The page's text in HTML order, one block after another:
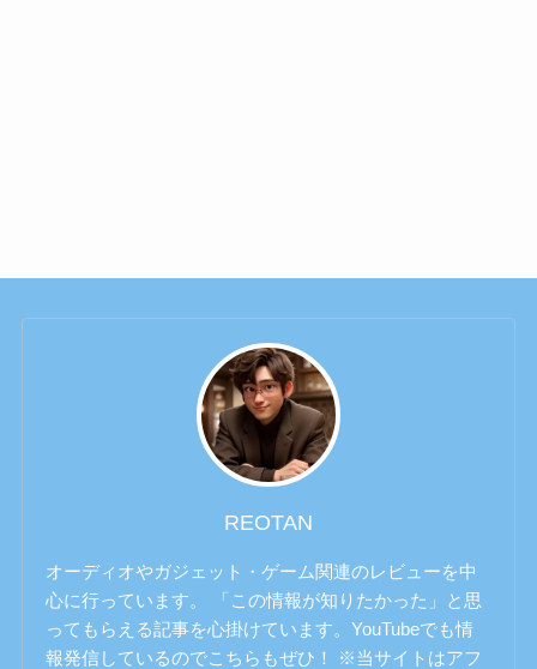
REOTAN
オーディオやガジェット・ゲーム関連のレビューを中
心に行っています。 「この情報が知りたかった」と思
ってもらえる記事を心掛けています。YouTubeでも情
報発信しているのでこちらもぜひ！ ※当サイトはアフ